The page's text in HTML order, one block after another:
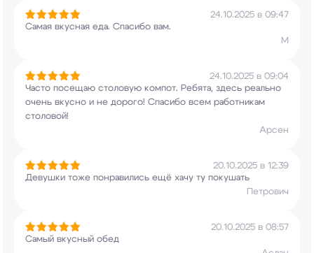
24.10.2025 в 09:47
Самая вкусная еда. Спасибо вам.
М
24.10.2025 в 09:04
Часто посещаю столовую компот. Ребята, здесь реально
очень вкусно и не дорого! Спасибо всем работникам
столовой!
Арсен
20.10.2025 в 12:39
Девушки тоже понравились ещё хачу ту покушать
Петрович
20.10.2025 в 08:57
Самый вкусный обед